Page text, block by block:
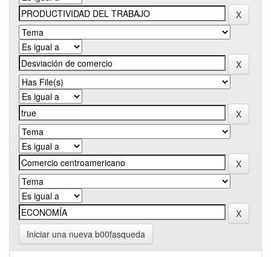
Iniciar una nueva b00fasqueda